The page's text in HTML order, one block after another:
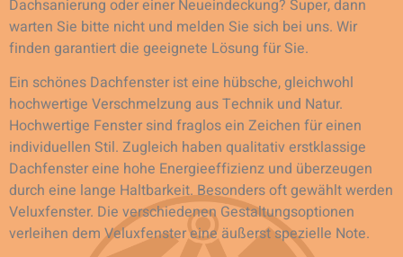
Dachsanierung oder einer Neueindeckung? Super, dann
warten Sie bitte nicht und melden Sie sich bei uns. Wir
finden garantiert die geeignete Lösung für Sie.
Ein schönes Dachfenster ist eine hübsche, gleichwohl
hochwertige Verschmelzung aus Technik und Natur.
Hochwertige Fenster sind fraglos ein Zeichen für einen
individuellen Stil. Zugleich haben qualitativ erstklassige
Dachfenster eine hohe Energieeffizienz und überzeugen
durch eine lange Haltbarkeit. Besonders oft gewählt werden
Veluxfenster. Die verschiedenen Gestaltungsoptionen
verleihen dem Veluxfenster eine äußerst spezielle Note.